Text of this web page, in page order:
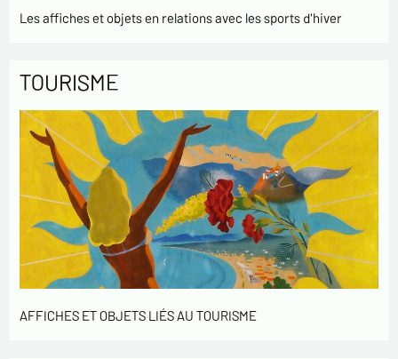
Les affiches et objets en relations avec les sports d'hiver
TOURISME
AFFICHES ET OBJETS LIÉS AU TOURISME